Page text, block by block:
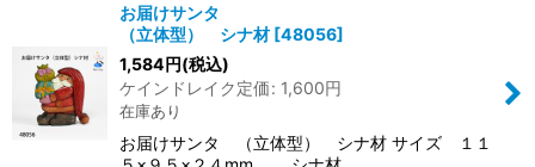
お届けサンタ
（立体型） シナ材 [48056]
1,584円(税込)
ケインドレイク定価: 1,600円
在庫あり
お届けサンタ （立体型） シナ材 サイズ １１